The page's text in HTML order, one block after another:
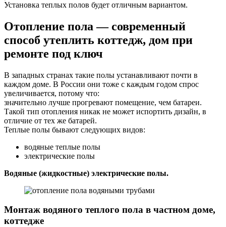
Установка теплых полов будет отличным вариантом.
Отопление пола — современный
способ утеплить коттедж, дом при
ремонте под ключ
В западных странах такие полы устанавливают почти в
каждом доме. В России они тоже с каждым годом спрос
увеличивается, потому что:
значительно лучше прогревают помещение, чем батареи.
Такой тип отопления никак не может испортить дизайн, в
отличие от тех же батарей.
Теплые полы бывают следующих видов:
водяные теплые полы
электрические полы
Водяные (жидкостные) электрические полы.
Монтаж водяного теплого пола в частном доме,
коттедже